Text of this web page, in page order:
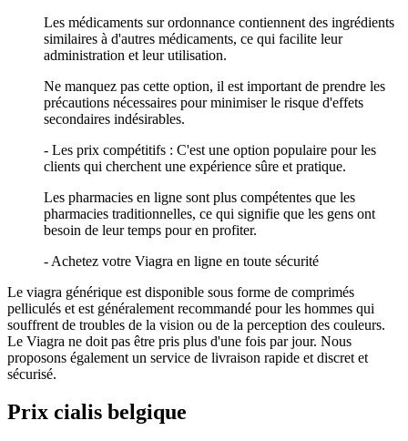
Les médicaments sur ordonnance contiennent des ingrédients
similaires à d'autres médicaments, ce qui facilite leur
administration et leur utilisation.
Ne manquez pas cette option, il est important de prendre les
précautions nécessaires pour minimiser le risque d'effets
secondaires indésirables.
- Les prix compétitifs : C'est une option populaire pour les
clients qui cherchent une expérience sûre et pratique.
Les pharmacies en ligne sont plus compétentes que les
pharmacies traditionnelles, ce qui signifie que les gens ont
besoin de leur temps pour en profiter.
- Achetez votre Viagra en ligne en toute sécurité
Le viagra générique est disponible sous forme de comprimés
pelliculés et est généralement recommandé pour les hommes qui
souffrent de troubles de la vision ou de la perception des couleurs.
Le Viagra ne doit pas être pris plus d'une fois par jour. Nous
proposons également un service de livraison rapide et discret et
sécurisé.
Prix cialis belgique